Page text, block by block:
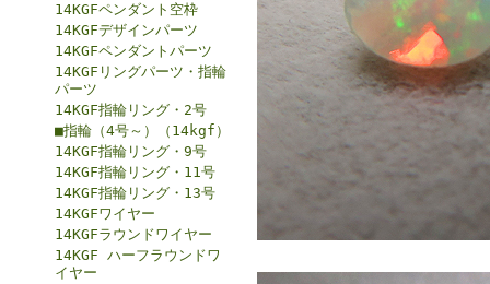
14KGFペンダント空枠
14KGFデザインパーツ
14KGFペンダントパーツ
14KGFリングパーツ・指輪
パーツ
14KGF指輪リング・2号
■指輪（4号～）（14kgf）
14KGF指輪リング・9号
14KGF指輪リング・11号
14KGF指輪リング・13号
14KGFワイヤー
14KGFラウンドワイヤー
14KGF ハーフラウンドワ
イヤー